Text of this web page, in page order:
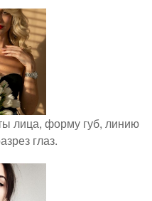
лица, форму губ, линию
глаз.